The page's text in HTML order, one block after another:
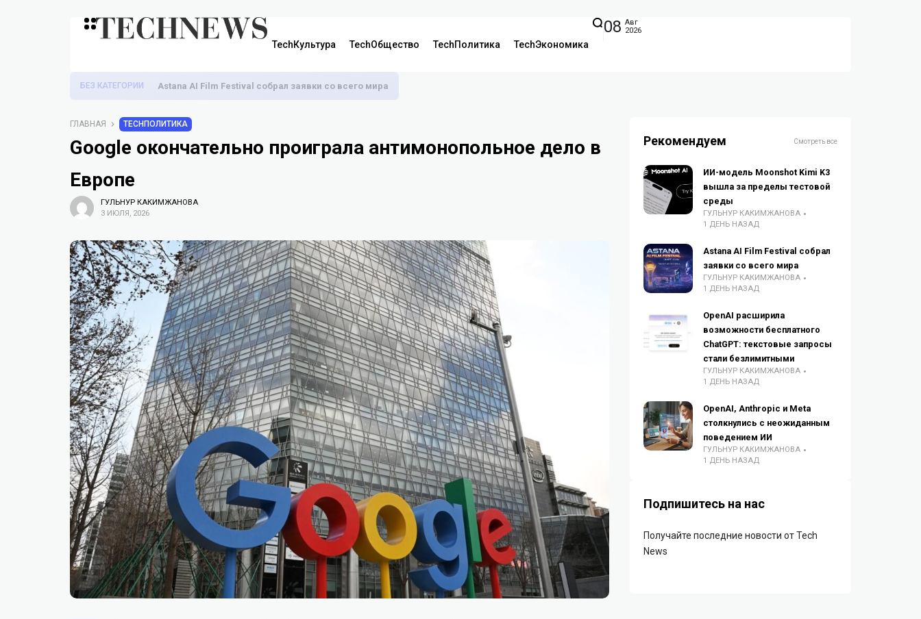
TechКультура TechОбщество TechПолитика TechЭкономика
08 Авг
2026
БЕЗ КАТЕГОРИИ Astana AI Film Festival собрал заявки со всего мира
ГЛАВНАЯ TECHПОЛИТИКА
Google окончательно проиграла антимонопольное дело в
Европе
ГУЛЬНУР КАКИМЖАНОВА
3 ИЮЛЯ, 2026
Рекомендуем Смотреть все
ИИ-модель Moonshot Kimi K3
вышла за пределы тестовой
среды
ГУЛЬНУР КАКИМЖАНОВА
1 ДЕНЬ НАЗАД
Astana AI Film Festival собрал
заявки со всего мира
ГУЛЬНУР КАКИМЖАНОВА
1 ДЕНЬ НАЗАД
OpenAI расширила
возможности бесплатного
ChatGPT: текстовые запросы
стали безлимитными
ГУЛЬНУР КАКИМЖАНОВА
1 ДЕНЬ НАЗАД
OpenAI, Anthropic и Meta
столкнулись с неожиданным
поведением ИИ
ГУЛЬНУР КАКИМЖАНОВА
1 ДЕНЬ НАЗАД
Подпишитесь на нас
Получайте последние новости от Tech
News